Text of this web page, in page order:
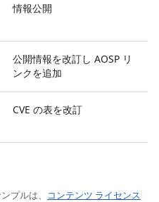
情報公開
公開情報を改訂し AOSP リ
ンクを追加
CVE の表を改訂
プルは、
コンテンツ ライセンス